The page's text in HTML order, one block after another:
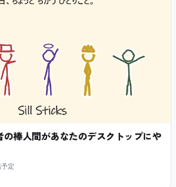
棒人間があなたのデスクトップにや
定